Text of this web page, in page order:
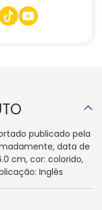
publicado pela
data de
cm, cor: colorido,
Inglês